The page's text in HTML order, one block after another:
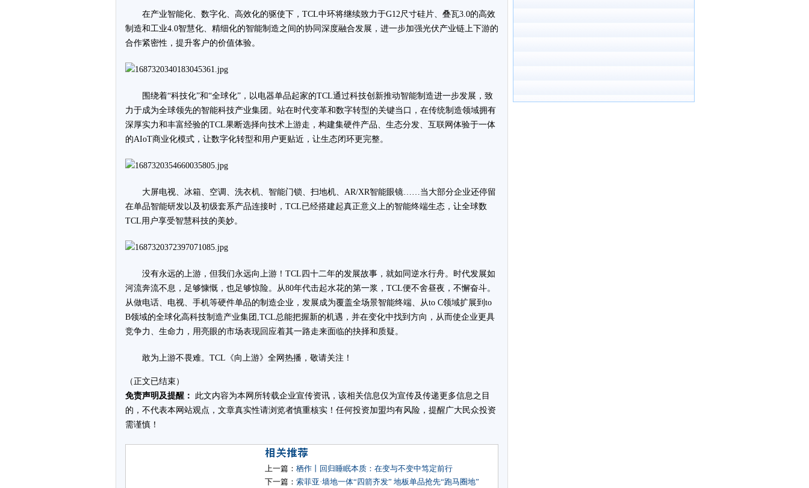
在产业智能化、数字化、高效化的驱使下，TCL中环将继续致力于G12尺寸硅片、叠瓦3.0的高效
制造和工业4.0智慧化、精细化的智能制造之间的协同深度融合发展，进一步加强光伏产业链上下游的
合作紧密性，提升客户的价值体验。
围绕着“科技化”和“全球化”，以电器单品起家的TCL通过科技创新推动智能制造进一步发展，致
力于成为全球领先的智能科技产业集团。站在时代变革和数字转型的关键当口，在传统制造领域拥有
深厚实力和丰富经验的TCL果断选择向技术上游走，构建集硬件产品、生态分发、互联网体验于一体
的AIoT商业化模式，让数字化转型和用户更贴近，让生态闭环更完整。
大屏电视、冰箱、空调、洗衣机、智能门锁、扫地机、AR/XR智能眼镜……当大部分企业还停留
在单品智能研发以及初级套系产品连接时，TCL已经搭建起真正意义上的智能终端生态，让全球数
TCL用户享受智慧科技的美妙。
没有永远的上游，但我们永远向上游！TCL四十二年的发展故事，就如同逆水行舟。时代发展如
河流奔流不息，足够慷慨，也足够惊险。从80年代击起水花的第一浆，TCL便不舍昼夜，不懈奋斗。
从做电话、电视、手机等硬件单品的制造企业，发展成为覆盖全场景智能终端、从to C领域扩展到to
B领域的全球化高科技制造产业集团,TCL总能把握新的机遇，并在变化中找到方向，从而使企业更具
竞争力、生命力，用亮眼的市场表现回应着其一路走来面临的抉择和质疑。
敢为上游不畏难。TCL《向上游》全网热播，敬请关注！
（正文已结束）
免责声明及提醒：
此文内容为本网所转载企业宣传资讯，该相关信息仅为宣传及传递更多信息之目
的，不代表本网站观点，文章真实性请浏览者慎重核实！任何投资加盟均有风险，提醒广大民众投资
需谨慎！
上一篇： 栖作丨回归睡眠本质：在变与不变中笃定前行
下一篇： 索菲亚·墙地一体“四箭齐发” 地板单品抢先“跑马圈地”